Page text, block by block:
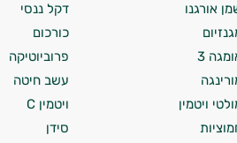
אורגנו
דקל ננסי
כורכום
3
פרוביוטיקה
עשב חיטה
ויטמין
ויטמין C
סידן